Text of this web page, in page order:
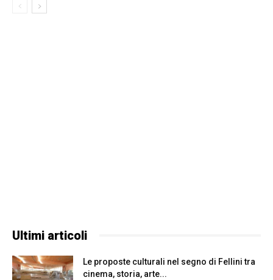
Ultimi articoli
Le proposte culturali nel segno di Fellini tra
cinema, storia, arte...